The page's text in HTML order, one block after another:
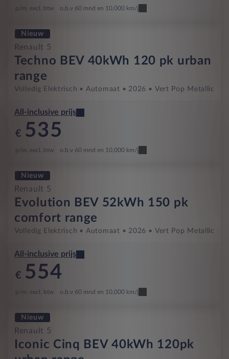
p/m. excl. btw o.b.v 60 mnd en 10,000 km/j
Nieuw
Renault 5
Techno BEV 40kWh 120 pk urban
range
Volledig Elektrisch Automaat 2026 Vert Pop Metallic
All-inclusive prijs
€ 535
p/m. excl. btw o.b.v 60 mnd en 10,000 km/j
Nieuw
Renault 5
Evolution BEV 52kWh 150 pk
comfort range
Volledig Elektrisch Automaat 2026 Vert Pop Metallic
All-inclusive prijs
€ 554
p/m. excl. btw o.b.v 60 mnd en 10,000 km/j
Nieuw
Renault 5
Iconic Cinq BEV 40kWh 120pk